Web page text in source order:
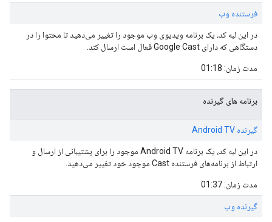
فرستنده وب
در این لبه کد، یک برنامه ویدیوی وب موجود را تغییر می‌دهید تا محتوا را در
دستگاهی که دارای Google Cast فعال است ارسال کند.
مدت زمان: 01:18
برنامه های گیرنده
گیرنده Android TV
در این لبه کد، یک برنامه Android TV موجود را برای پشتیبانی از ارسال و
ارتباط از برنامه‌های فرستنده Cast موجود خود تغییر می‌دهید.
مدت زمان: 01:37
گیرنده وب